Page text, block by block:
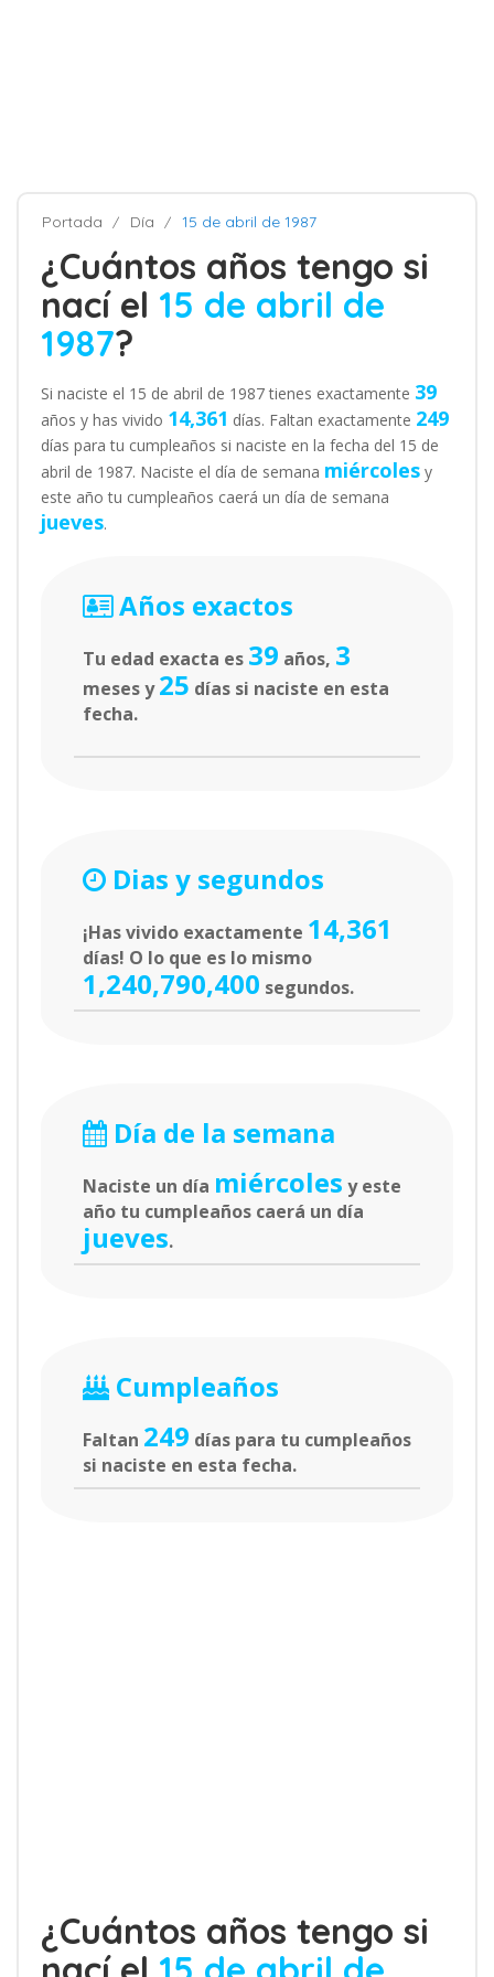
Portada Día 15 de abril de 1987
¿Cuántos años tengo si
nací el 15 de abril de
1987?
Si naciste el 15 de abril de 1987 tienes exactamente 39
años y has vivido 14,361 días. Faltan exactamente 249
días para tu cumpleaños si naciste en la fecha del 15 de
abril de 1987. Naciste el día de semana miércoles y
este año tu cumpleaños caerá un día de semana
jueves.
Años exactos
Tu edad exacta es 39 años, 3
meses y25 días si naciste en esta
fecha.
Dias y segundos
¡Has vivido exactamente 14,361
días! O lo que es lo mismo
1,240,790,400 segundos.
Día de la semana
Naciste un día miércoles y este
año tu cumpleaños caerá un día
jueves.
Cumpleaños
Faltan 249 días para tu cumpleaños
si naciste en esta fecha.
¿Cuántos años tengo si